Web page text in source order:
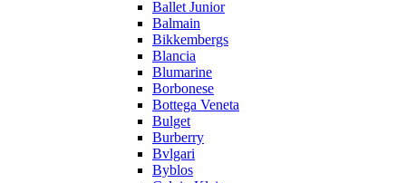
Ballet Junior
Balmain
Bikkembergs
Blancia
Blumarine
Borbonese
Bottega Veneta
Bulget
Burberry
Bvlgari
Byblos